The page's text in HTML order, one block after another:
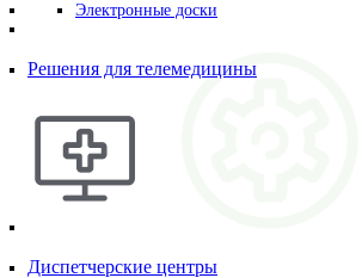
Электронные доски
Решения для телемедицины
Диспетчерские центры